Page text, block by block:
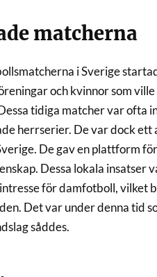
matcherna
i Sverige
och kvinnor som
tidiga matcher var ofta
herrserier. De var dock ett
De gav en plattform
Dessa lokala insatser
för damfotboll, vilket
Det var under denna tid
såddes.